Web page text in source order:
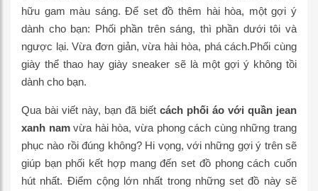
hữu gam màu sáng. Để set đồ thêm hài hòa, một gợi ý
dành cho bạn: Phối phần trên sáng, thì phần dưới tôi và
ngược lại. Vừa đơn giản, vừa hài hòa, phá cách.Phối cùng
giày thể thao hay giày sneaker sẽ là một gợi ý không tồi
dành cho bạn.
Qua bài viết này, bạn đã biết cách phối áo với quần jean
xanh namvừa hài hòa, vừa phong cách cùng những trang
phục nào rồi đúng không? Hi vọng, với những gợi ý trên sẽ
giúp bạn phối kết hợp mang đến set đồ phong cách cuốn
hút nhất. Điểm cộng lớn nhất trong những set đồ này sẽ